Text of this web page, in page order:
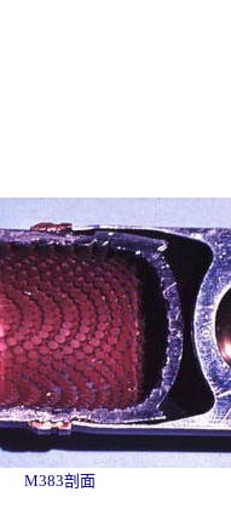
M383剖面